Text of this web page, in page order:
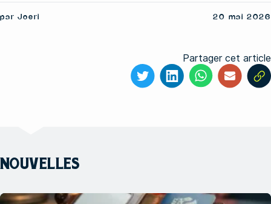
par Joeri 20 mai 2026
Partager cet article
NOUVELLES